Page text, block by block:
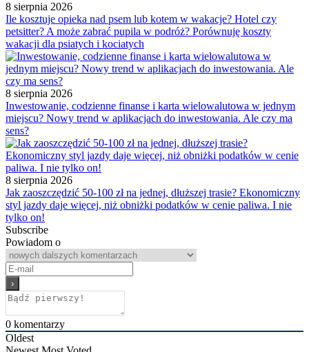
8 sierpnia 2026
Ile kosztuje opieka nad psem lub kotem w wakacje? Hotel czy
petsitter? A może zabrać pupila w podróż? Porównuję koszty
wakacji dla psiatych i kociatych
8 sierpnia 2026
Inwestowanie, codzienne finanse i karta wielowalutowa w jednym
miejscu? Nowy trend w aplikacjach do inwestowania. Ale czy ma
sens?
8 sierpnia 2026
Jak zaoszczędzić 50-100 zł na jednej, dłuższej trasie? Ekonomiczny
styl jazdy daje więcej, niż obniżki podatków w cenie paliwa. I nie
tylko on!
Subscribe
Powiadom o
0 komentarzy
Oldest